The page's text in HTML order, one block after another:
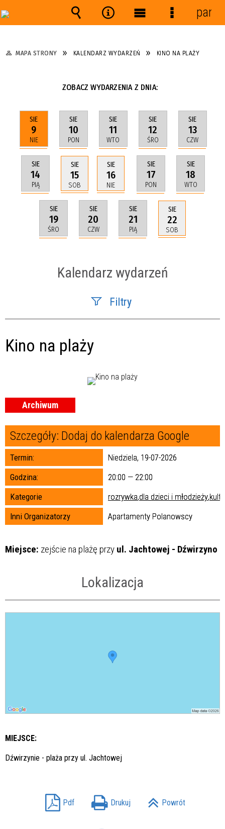
MAPA STRONY KALENDARZ WYDARZEŃ KINO NA PLAŻY
ZOBACZ WYDARZENIA Z DNIA:
SIE
9
NIE
SIE
10
PON
SIE
11
WTO
SIE
12
ŚRO
SIE
13
CZW
SIE
14
PIĄ
SIE
15
SOB
SIE
16
NIE
SIE
17
PON
SIE
18
WTO
SIE
19
ŚRO
SIE
20
CZW
SIE
21
PIĄ
SIE
22
SOB
Kalendarz wydarzeń
Filtry
Kategoria
Trwające w zakresie
Organizator
Promowane
Kino na plaży
Archiwum
Szczegóły: Dodaj do kalendarza Google
Termin:
Niedziela, 19-07-2026
Godzina:
20:00 — 22:00
Kategorie
rozrywka,dla dzieci i młodzieży,
Inni Organizatorzy
Apartamenty Polanowscy
Miejsce: zejście na plażę przy ul. Jachtowej - Dźwirzyno
Lokalizacja
MIEJSCE:
Dźwirzynie - plaża przy ul. Jachtowej
Pdf Drukuj Powrót
Wyszukiwarka
Narzędzia
Menu Menu
panel